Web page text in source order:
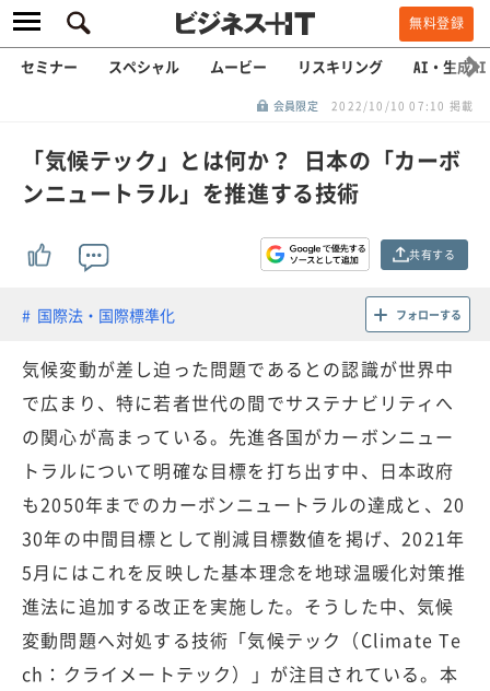
無料登録
セミナー スペシャル ムービー リスキリング AI・生成AI
会員限定 2022/10/10 07:10 掲載
「気候テック」とは何か？ 日本の「カーボ
ンニュートラル」を推進する技術
共有する
国際法・国際標準化 フォローする
気候変動が差し迫った問題であるとの認識が世界中
で広まり、特に若者世代の間でサステナビリティへ
の関心が高まっている。先進各国がカーボンニュー
トラルについて明確な目標を打ち出す中、日本政府
も2050年までのカーボンニュートラルの達成と、20
30年の中間目標として削減目標数値を掲げ、2021年
5月にはこれを反映した基本理念を地球温暖化対策推
進法に追加する改正を実施した。そうした中、気候
変動問題へ対処する技術「気候テック（Climate Te
ch：クライメートテック）」が注目されている。本